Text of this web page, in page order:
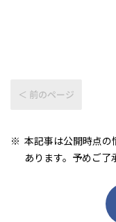
＜ 前のページ
本記事は公開時点の
あります。予めご了